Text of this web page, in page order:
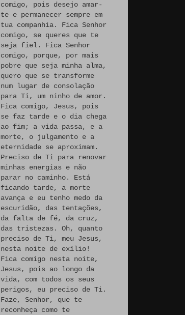
comigo, pois desejo amar-
te e permanecer sempre em
tua companhia. Fica Senhor
comigo, se queres que te
seja fiel. Fica Senhor
comigo, porque, por mais
pobre que seja minha alma,
quero que se transforme
num lugar de consolação
para Ti, um ninho de amor.
Fica comigo, Jesus, pois
se faz tarde e o dia chega
ao fim; a vida passa, e a
morte, o julgamento e a
eternidade se aproximam.
Preciso de Ti para renovar
minhas energias e não
parar no caminho. Está
ficando tarde, a morte
avança e eu tenho medo da
escuridão, das tentações,
da falta de fé, da cruz,
das tristezas. Oh, quanto
preciso de Ti, meu Jesus,
nesta noite de exílio!
Fica comigo nesta noite,
Jesus, pois ao longo da
vida, com todos os seus
perigos, eu preciso de Ti.
Faze, Senhor, que te
reconheça como te